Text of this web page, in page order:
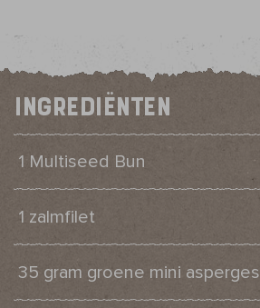
Ingrediënten
1 Multiseed Bun
1 zalmfilet
35 gram groene mini asperges